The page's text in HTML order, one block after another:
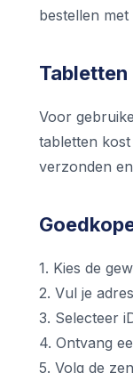
bestellen
Voor
tabletten
verzonden
1. Kies de
2. Vul je
3. Selecteer
4. Ontvang
5. Volg de